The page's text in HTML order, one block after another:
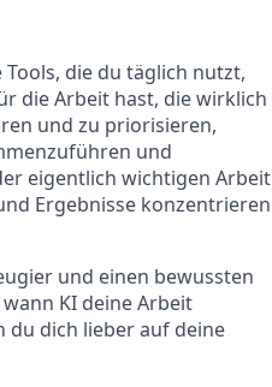
die du täglich nutzt,
die Arbeit hast, die wirklich
und zu priorisieren,
und
eigentlich wichtigen Arbeit
Ergebnisse konzentrieren
und einen bewussten
KI deine Arbeit
du dich lieber auf deine